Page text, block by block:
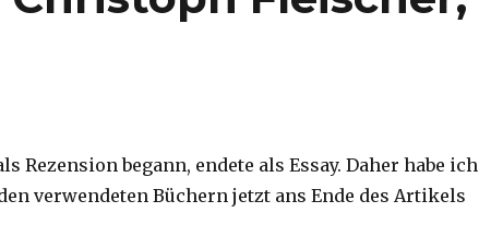
Rezension begann, endete als Essay. Daher habe ich
verwendeten Büchern jetzt ans Ende des Artikels